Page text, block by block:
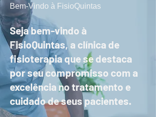
Bem-Vindo à FisioQuintas
Seja bem-vindo à
FisioQuintas, a clínica de
fisioterapia que se destaca
por seu compromisso com a
excelência no tratamento e
cuidado de seus pacientes.